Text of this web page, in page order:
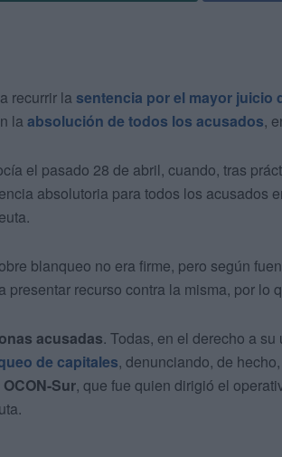
recurrir la sentencia por el mayor juicio
la absolución de todos los acusados,
el pasado 28 de abril, cuando, tras
absolutoria para todos los acusados
blanqueo no era firme, pero según
presentar recurso contra la misma, por lo
acusadas. Todas, en el derecho a su
de capitales, denunciando, de
OCON-Sur, que fue quien dirigió el